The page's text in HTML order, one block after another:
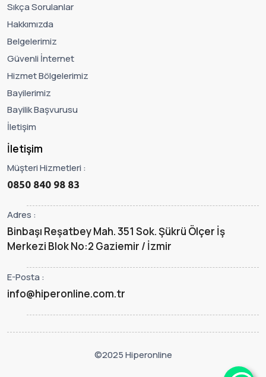
Sıkça Sorulanlar
Hakkımızda
Belgelerimiz
Güvenli İnternet
Hizmet Bölgelerimiz
Bayilerimiz
Bayilik Başvurusu
İletişim
İletişim
Müşteri Hizmetleri :
0850 840 98 83
Adres :
Binbaşı Reşatbey Mah. 351 Sok. Şükrü Ölçer İş
Merkezi Blok No:2 Gaziemir / İzmir
E-Posta :
info@hiperonline.com.tr
©2025 Hiperonline